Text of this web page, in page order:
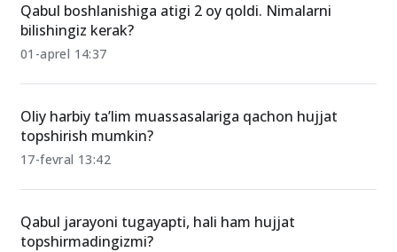
Qabul boshlanishiga atigi 2 oy qoldi. Nimalarni
bilishingiz kerak?
01-aprel 14:37
Oliy harbiy taʼlim muassasalariga qachon hujjat
topshirish mumkin?
17-fevral 13:42
Qabul jarayoni tugayapti, hali ham hujjat
topshirmadingizmi?